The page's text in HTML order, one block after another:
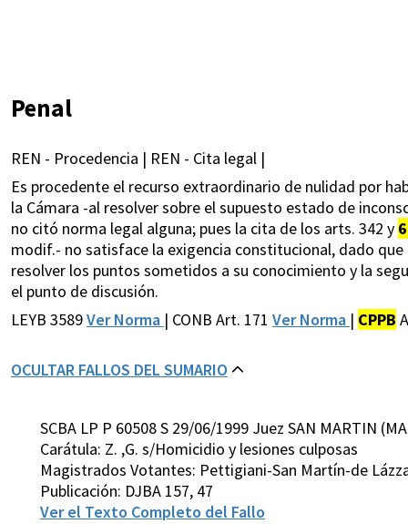
Penal
REN - Procedencia | REN - Cita legal |
Es procedente el recurso extraordinario de nulidad por
la Cámara -al resolver sobre el supuesto estado de
no citó norma legal alguna; pues la cita de los arts. 342 y
modif.- no satisface la exigencia constitucional, dado
resolver los puntos sometidos a su conocimiento y la
el punto de discusión.
LEYB 3589Ver Norma | CONB Art. 171 Ver Norma | CPPB
OCULTAR FALLOS DEL SUMARIO
SCBA LP P 60508 S 29/06/1999 Juez SAN MARTIN
Carátula: Z. ,G. s/Homicidio y lesiones culposas
Magistrados Votantes: Pettigiani-San Martín-de
Publicación: DJBA 157, 47
Ver el Texto Completo del Fallo